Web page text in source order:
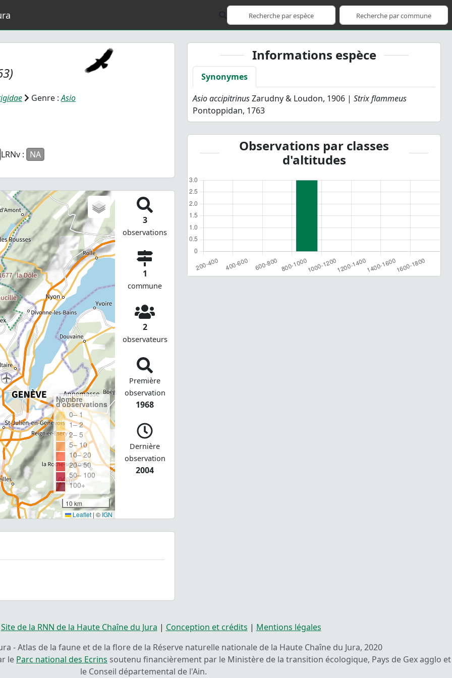
Genre :Asio
LRNv : NA
Nombre
d'observations
0– 1
1– 2
2– 5
5– 10
10– 20
20– 50
50– 100
100+
10 km
Leaflet | © IGN
3
observations
1
commune
2
observateurs
Première
observation
1968
Dernière
observation
2004
Informations espèce
Synonymes
Asio accipitrinusZarudny & Loudon, 1906 |Strix flammeus
Pontoppidan, 1763
Observations par classes
d'altitudes
Site de la RNN de la Haute Chaîne du Jura | Conception et crédits | Mentions légales
- Atlas de la faune et de la flore de la Réserve naturelle nationale de la Haute Chaîne du Jura, 2020
le Parc national des Ecrins soutenu financièrement par le Ministère de la transition écologique, Pays de Gex agglo et
le Conseil départemental de l'Ain.